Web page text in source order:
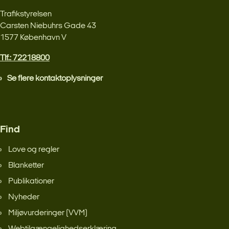
Trafikstyrelsen
Carsten Niebuhrs Gade 43
1577 København V
Tlf.: 72218800
Se flere kontaktoplysninger
Find
Love og regler
Blanketter
Publikationer
Nyheder
Miljøvurderinger (VVM)